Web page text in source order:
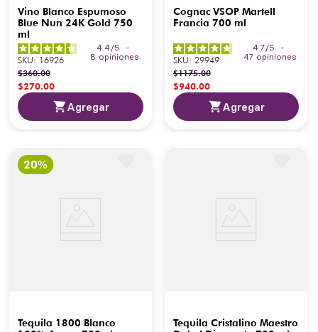
Vino Blanco Espumoso
Blue Nun 24K Gold 750
ml
4.4 /5
-
8 opiniones
SKU: 16926
$360.00
$270.00
Agregar
Cognac VSOP Martell
Francia 700 ml
4.7/5
-
47 opiniones
SKU: 29949
$1175.00
$940.00
Agregar
Tequila 1800 Blanco
Tequila Cristalino Maestro